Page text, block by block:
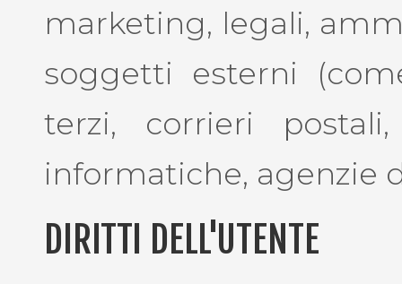
marketing, legali,
soggetti esterni
terzi, corrieri
informatiche, agenzie
DIRITTI DELL'UTENTE